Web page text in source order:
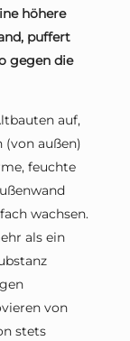
höhere
puffert
gegen die
auf,
(von außen)
feuchte
wachsen.
als ein
von
stets